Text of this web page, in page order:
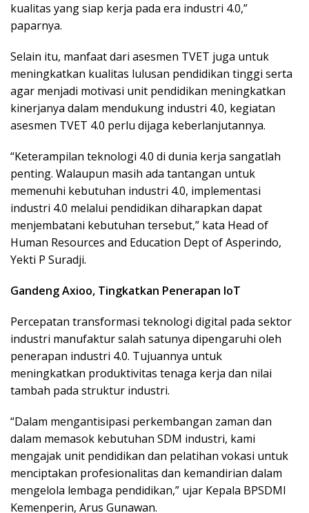
kualitas yang siap kerja pada era industri 4.0,”
paparnya.
Selain itu, manfaat dari asesmen TVET juga untuk
meningkatkan kualitas lulusan pendidikan tinggi serta
agar menjadi motivasi unit pendidikan meningkatkan
kinerjanya dalam mendukung industri 4.0, kegiatan
asesmen TVET 4.0 perlu dijaga keberlanjutannya.
“Keterampilan teknologi 4.0 di dunia kerja sangatlah
penting. Walaupun masih ada tantangan untuk
memenuhi kebutuhan industri 4.0, implementasi
industri 4.0 melalui pendidikan diharapkan dapat
menjembatani kebutuhan tersebut,” kata Head of
Human Resources and Education Dept of Asperindo,
Yekti P Suradji.
Gandeng Axioo, Tingkatkan Penerapan IoT
Percepatan transformasi teknologi digital pada sektor
industri manufaktur salah satunya dipengaruhi oleh
penerapan industri 4.0. Tujuannya untuk
meningkatkan produktivitas tenaga kerja dan nilai
tambah pada struktur industri.
“Dalam mengantisipasi perkembangan zaman dan
dalam memasok kebutuhan SDM industri, kami
mengajak unit pendidikan dan pelatihan vokasi untuk
menciptakan profesionalitas dan kemandirian dalam
mengelola lembaga pendidikan,” ujar Kepala BPSDMI
Kemenperin, Arus Gunawan.